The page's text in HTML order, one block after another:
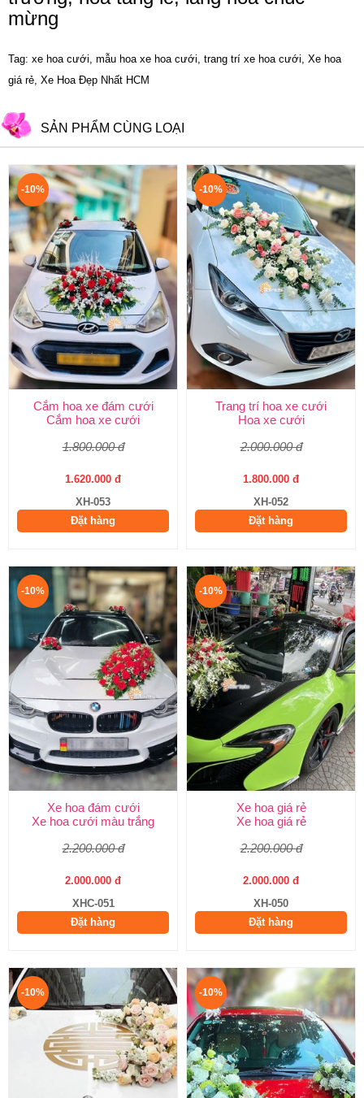
mừng
Tag: xe hoa cưới, mẫu hoa xe hoa cưới, trang trí xe hoa cưới, Xe hoa
giá rẻ, Xe Hoa Đẹp Nhất HCM
SẢN PHẨM CÙNG LOẠI
-10%
Cắm hoa xe đám cưới
Cắm hoa xe cưới
1.800.000 đ
1.620.000 đ
XH-053
Đặt hàng
-10%
Trang trí hoa xe cưới
Hoa xe cưới
2.000.000 đ
1.800.000 đ
XH-052
Đặt hàng
-10%
Xe hoa đám cưới
Xe hoa cưới màu trắng
2.200.000 đ
2.000.000 đ
XHC-051
Đặt hàng
-10%
Xe hoa giá rẻ
Xe hoa giá rẻ
2.200.000 đ
2.000.000 đ
XH-050
Đặt hàng
-10% -10%